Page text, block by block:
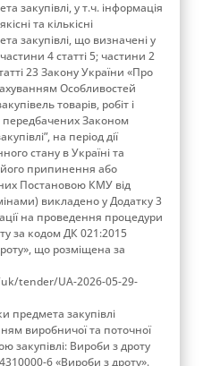
закупівлі, у т.ч. інформація
та кількісні
закупівлі, що визначені у
4 статті 5; частини 2
23 Закону України «Про
Особливостей
товарів, робіт і
передбачених Законом
на період дії
стану в Україні та
його припинення або
Постановою КМУ від
викладено у Додатку 3
на проведення процедури
за кодом ДК 021:2015
що розміщена за
tender/UA-2026-05-29-
предмета закупівлі
виробничої та поточної
закупівлі: Вироби з дроту
6 «Вироби з дроту».